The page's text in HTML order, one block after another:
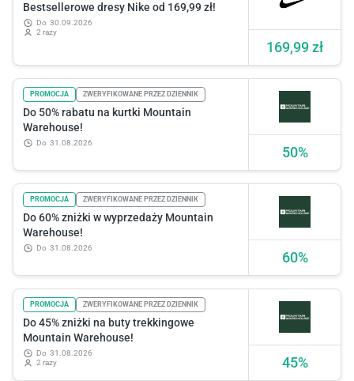
169,99 zł
Bestsellerowe dresy Nike od 169,99 zł!
do 30.09.2026
2 razy
50%
PROMOCJA ZWERYFIKOWANE PRZEZ DZIENNIK
Do 50% rabatu na kurtki Mountain
Warehouse!
do 31.08.2026
60%
PROMOCJA ZWERYFIKOWANE PRZEZ DZIENNIK
Do 60% zniżki w wyprzedaży Mountain
Warehouse!
do 31.08.2026
45%
PROMOCJA ZWERYFIKOWANE PRZEZ DZIENNIK
Do 45% zniżki na buty trekkingowe
Mountain Warehouse!
do 31.08.2026
2 razy